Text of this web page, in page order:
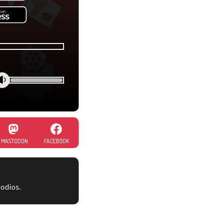
MASTODON FACEBOOK